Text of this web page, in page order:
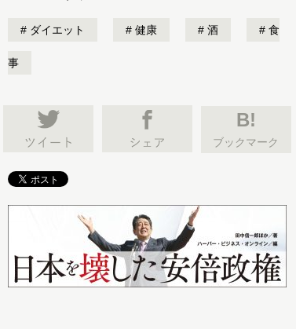
ダイエット 健康 酒 食
事
B!
ブックマーク